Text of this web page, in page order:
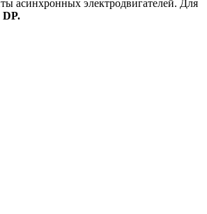
асинхронных электродвигателей. Для